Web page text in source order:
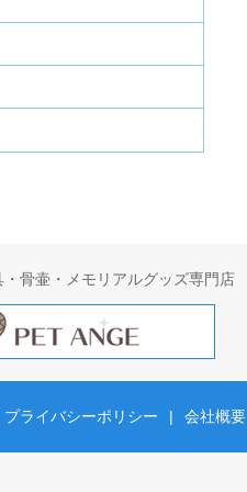
骨壷・メモリアルグッズ専門店
プライバシーポリシー | 会社概要